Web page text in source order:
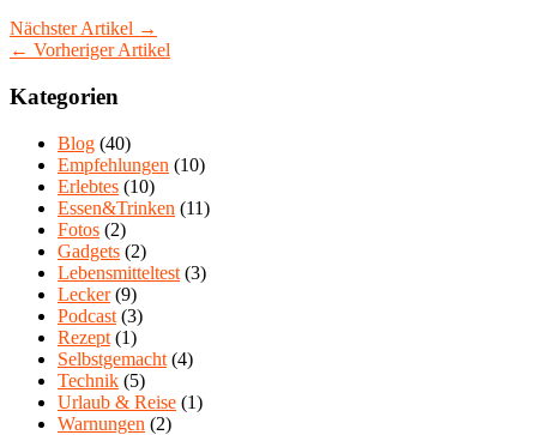
Nächster Artikel →
← Vorheriger Artikel
Kategorien
Blog (40)
Empfehlungen (10)
Erlebtes (10)
Essen&Trinken (11)
Fotos (2)
Gadgets (2)
Lebensmitteltest (3)
Lecker(9)
Podcast (3)
Rezept (1)
Selbstgemacht (4)
Technik (5)
Urlaub & Reise (1)
Warnungen (2)